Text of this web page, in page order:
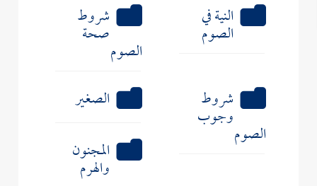
النية في
الصوم
شروط
صحة
الصوم
شروط
وجوب
الصوم
الصغير
المجنون
والهرم